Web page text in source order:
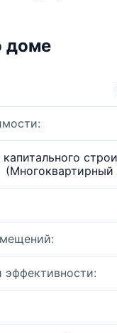
доме
эффективности: